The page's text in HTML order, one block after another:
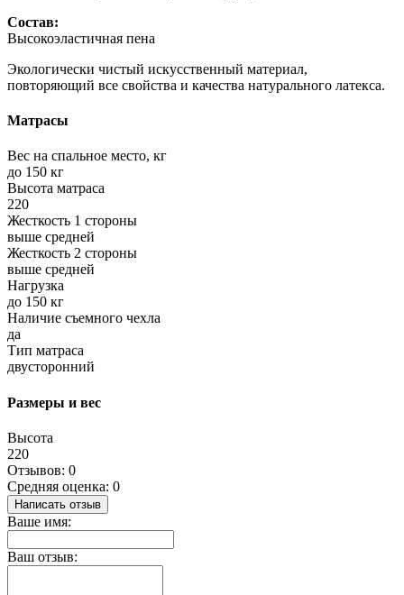
Состав:
Высокоэластичная пена
Экологически чистый искусственный материал,
повторяющий все свойства и качества натурального латекса.
Матрасы
Вес на спальное место, кг
до 150 кг
Высота матраса
220
Жесткость 1 стороны
выше средней
Жесткость 2 стороны
выше средней
Нагрузка
до 150 кг
Наличие съемного чехла
да
Тип матраса
двусторонний
Размеры и вес
Высота
220
Отзывов: 0
Средняя оценка: 0
Написать отзыв
Ваше имя:
Ваш отзыв: